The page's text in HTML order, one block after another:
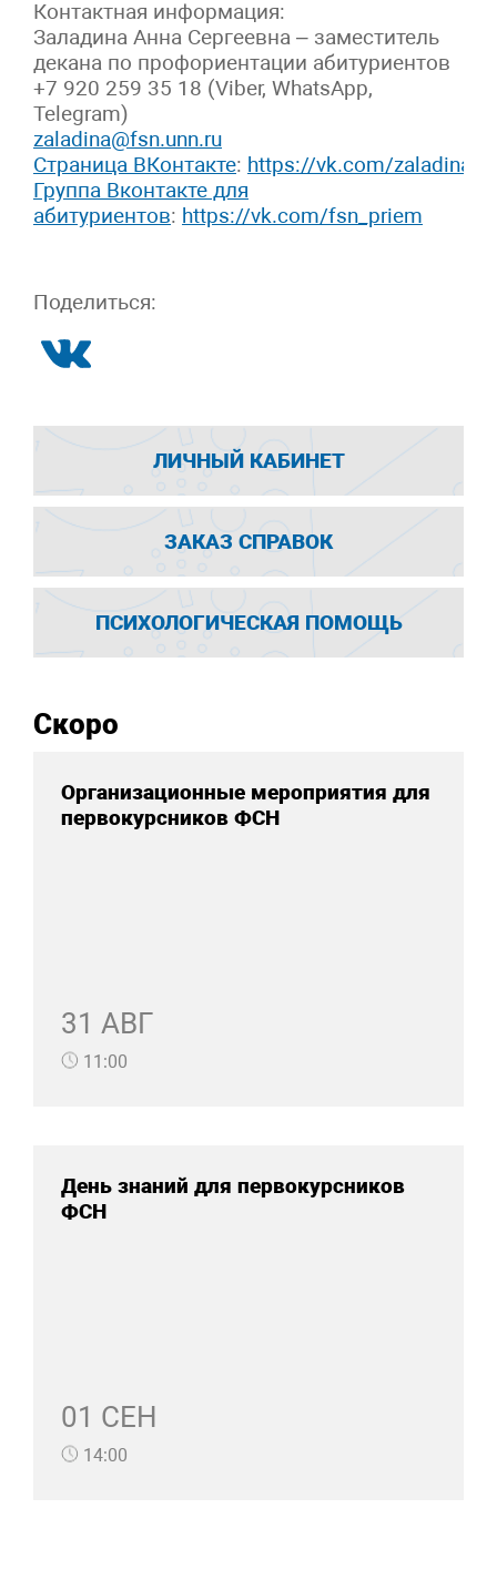
Контактная информация:
Заладина Анна Сергеевна – заместитель
декана по профориентации абитуриентов
+7 920 259 35 18 (Viber, WhatsApp,
Telegram)
zaladina@fsn.unn.ru
Страница ВКонтакте: https://vk.com/zaladina
Группа Вконтакте для
абитуриентов: https://vk.com/fsn_priem
Поделиться:
ЛИЧНЫЙ КАБИНЕТ
ЗАКАЗ СПРАВОК
ПСИХОЛОГИЧЕСКАЯ ПОМОЩЬ
Скоро
Организационные мероприятия для
первокурсников ФСН
31 АВГ
11:00
День знаний для первокурсников
ФСН
01 СЕН
14:00